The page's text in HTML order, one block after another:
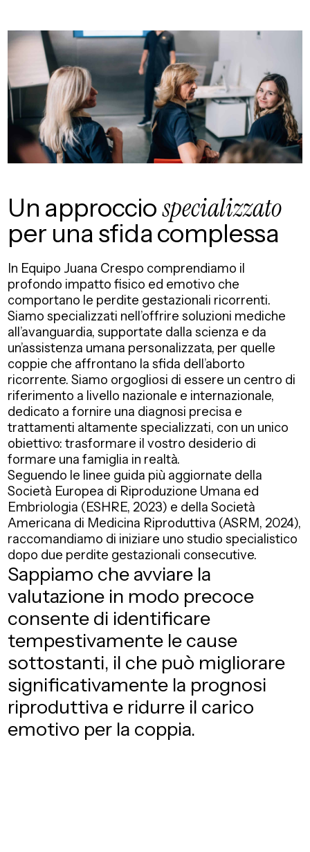
Un approcciospecializzato
per una sfida complessa
In Equipo Juana Crespo comprendiamo il
profondo impatto fisico ed emotivo che
comportano le perdite gestazionali ricorrenti.
Siamo specializzati nell’offrire soluzioni mediche
all’avanguardia, supportate dalla scienza e da
un’assistenza umana personalizzata, per quelle
coppie che affrontano la sfida dell’aborto
ricorrente. Siamo orgogliosi di essere un centro di
riferimento a livello nazionale e internazionale,
dedicato a fornire una diagnosi precisa e
trattamenti altamente specializzati, con un unico
obiettivo: trasformare il vostro desiderio di
formare una famiglia in realtà.
Seguendo le linee guida più aggiornate della
Società Europea di Riproduzione Umana ed
Embriologia (ESHRE, 2023) e della Società
Americana di Medicina Riproduttiva (ASRM, 2024),
raccomandiamo di iniziare uno studio specialistico
dopo due perdite gestazionali consecutive.
Sappiamo che avviare la
valutazione in modo precoce
consente di identificare
tempestivamente le cause
sottostanti, il che può migliorare
significativamente la prognosi
riproduttiva e ridurre il carico
emotivo per la coppia.